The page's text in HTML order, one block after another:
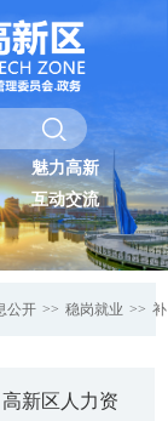
魅力高新
互动交流
公开 >> 稳岗就业 >> 补
高新区人力资